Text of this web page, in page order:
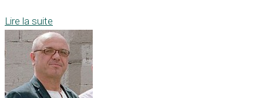
Lire la suite